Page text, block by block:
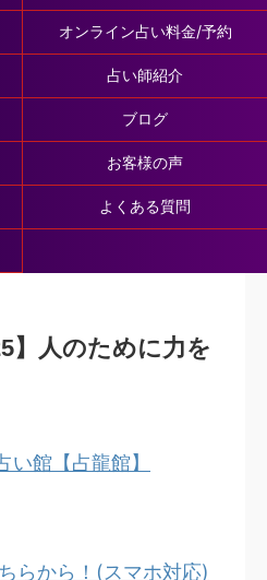
オンライン占い料金/予約
占い師紹介
ブログ
お客様の声
よくある質問
】人のために力を
い館【占龍館】
らから！(スマホ対応)